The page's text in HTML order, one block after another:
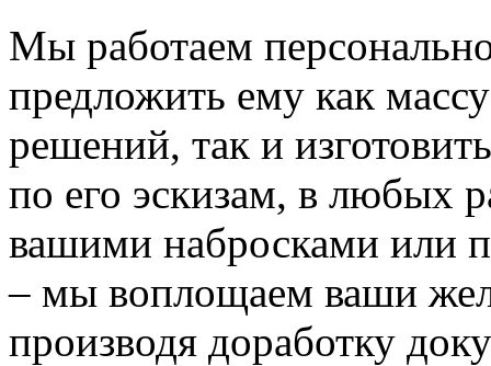
Мы работаем
предложить ему как
решений, так и
по его эскизам, в любых
вашими набросками или
– мы воплощаем ваши
производя доработку